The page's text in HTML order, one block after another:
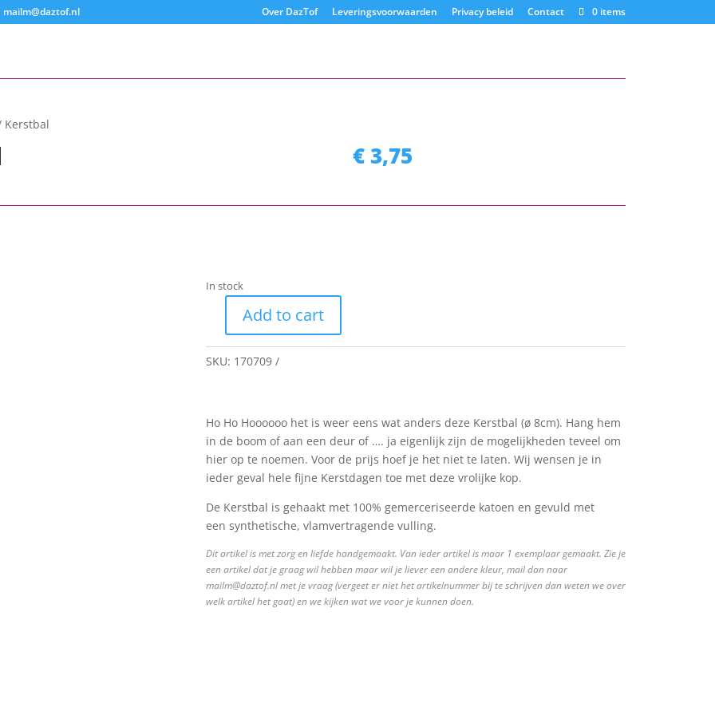
mailm@daztof.nl Over DazTof Leveringsvoorwaarden Privacy beleid Contact 0 items
Kerstbal
€ 3,75
In stock
KerstbalAdd to cart
SKU: 170709
Ho Ho Hoooooo het is weer eens wat anders deze Kerstbal (ø 8cm). Hang hem
in de boom of aan een deur of …. ja eigenlijk zijn de mogelijkheden teveel om
hier op te noemen. Voor de prijs hoef je het niet te laten. Wij wensen je in
ieder geval hele fijne Kerstdagen toe met deze vrolijke kop.
De Kerstbal is gehaakt met 100% gemerceriseerde katoen en gevuld met
een synthetische, vlamvertragende vulling.
Dit artikel is met zorg en liefde handgemaakt. Van ieder artikel is maar 1 exemplaar gemaakt. Zie je
een artikel dat je graag wil hebben maar wil je liever een andere kleur, mail dan naar
mailm@daztof.nl met je vraag (vergeet er niet het artikelnummer bij te schrijven dan weten we over
welk artikel het gaat) en we kijken wat we voor je kunnen doen.